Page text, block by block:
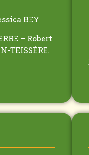
BEY
– Robert
TEISSÈRE.